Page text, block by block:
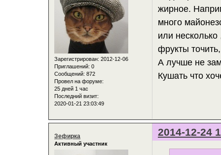
Зарегистрирован: 2012-12-06
Приглашений: 0
Сообщений: 872
Провел на форуме:
25 дней 1 час
Последний визит:
2020-01-21 23:03:49
жирное.
много
или
фрукты
А лучше не
Кушать что
2014-12-24
Зефирка
Активный участник